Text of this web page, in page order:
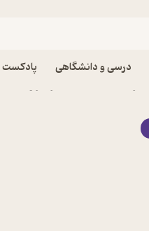
درسی و دانشگاهی پادکست